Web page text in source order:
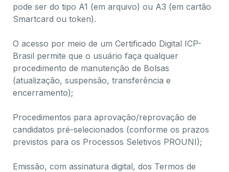
pode ser do tipo A1 (em arquivo) ou A3 (em cartão
Smartcard ou token).
O acesso por meio de um Certificado Digital ICP-
Brasil permite que o usuário faça qualquer
procedimento de manutenção de Bolsas
(atualização, suspensão, transferência e
encerramento);
Procedimentos para aprovação/reprovação de
candidatos pré-selecionados (conforme os prazos
previstos para os Processos Seletivos PROUNI);
Emissão, com assinatura digital, dos Termos de